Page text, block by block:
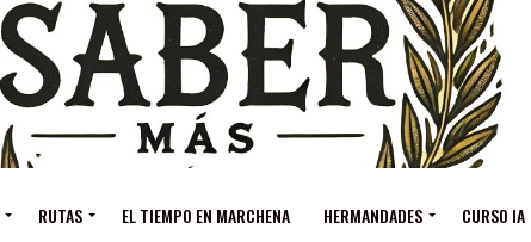
RUTAS EL TIEMPO EN MARCHENA HERMANDADES CURSO IA